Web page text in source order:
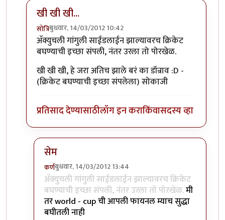
खी खी खी...
सोत्रिबुधवार, 14/03/2012 10:42
In reply toमस्त रे ...byछोटा डॉन
अ‍ॅक्युचली गांगुली साईडलाईन झाल्यावरच क्रिकेट
बघण्याची इच्छा संपली, नंतर उरला तो पोरखेळ.
खी खी खी, हे जरा अतिच झाले बरं का डॉन्राव :D -
(क्रिकेट बघण्याची इच्छा संपलेला) सोकाजी
प्रतिसाद देण्यासाठीलॉग इन कराकिंवासदस्य व्हा
सेम
कर्णबुधवार, 14/03/2012 13:44
In reply toखी खी खी...byसोत्रि
अ‍ॅक्युचली गांगुली साईडलाईन झाल्यावरच क्रिकेट
बघण्याची इच्छा संपली, नंतर उरला तो पोरखेळ.मी
तर world - cup ची आपली फायनल म्याच सुद्धा
बघीतली नाही